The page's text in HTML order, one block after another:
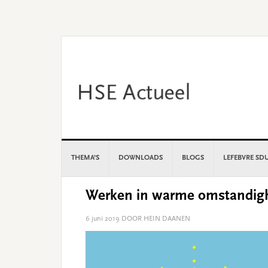
THEMA’S DOWNLOADS BLOGS LEFEBVRE
Werken in warme
6 juni 2019 DOOR HEIN DAANEN